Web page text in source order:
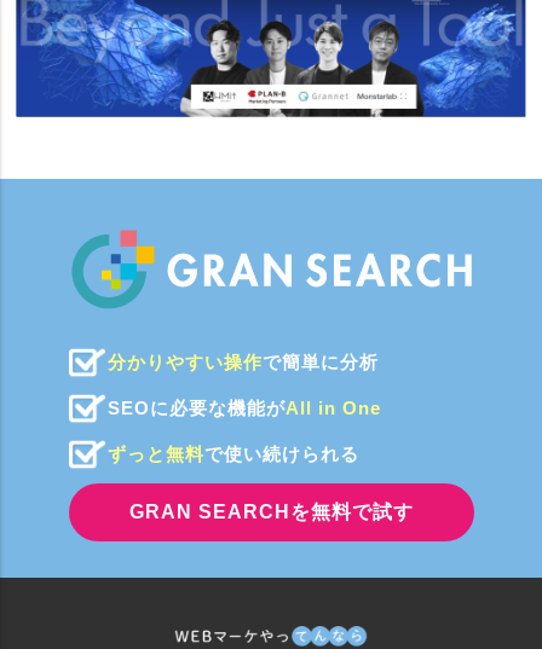
分かりやすい操作で簡単に分析
SEOに必要な機能がAll in One
ずっと無料で使い続けられる
GRAN SEARCHを無料で試す